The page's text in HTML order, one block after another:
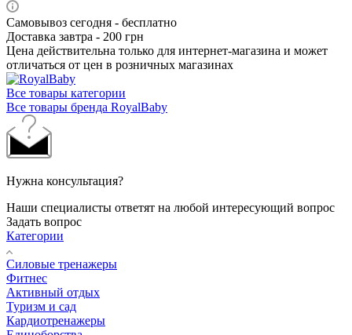
Самовывоз сегодня - бесплатно
Доставка завтра - 200 грн
Цена действительна только для интернет-магазина и может
отличаться от цен в розничных магазинах
Все товары категории
Все товары бренда RoyalBaby
Нужна консультация?
Наши специалисты ответят на любой интересующий вопрос
Задать вопрос
Категории
Силовые тренажеры
Фитнес
Активный отдых
Туризм и сад
Кардиотренажеры